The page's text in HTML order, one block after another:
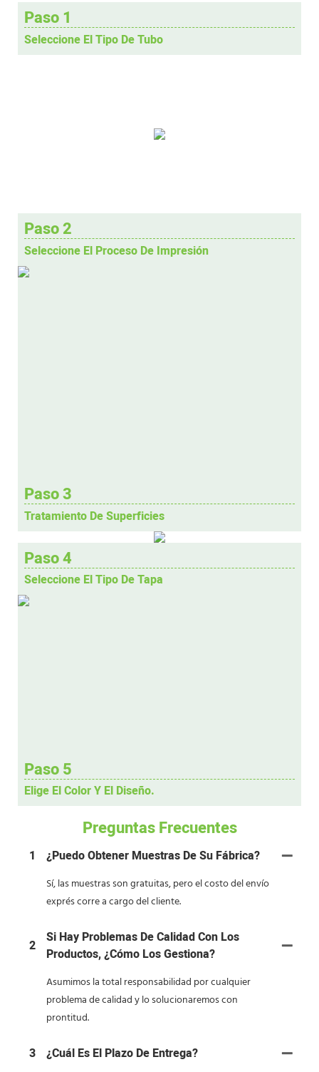
Paso 1
Seleccione El Tipo De Tubo
Paso 2
Seleccione El Proceso De Impresión
Paso 3
Tratamiento De Superficies
Paso 4
Seleccione El Tipo De Tapa
Paso 5
Elige El Color Y El Diseño.
Preguntas Frecuentes
1 ¿Puedo Obtener Muestras De Su Fábrica?
Sí, las muestras son gratuitas, pero el costo del envío
exprés corre a cargo del cliente.
2
Si Hay Problemas De Calidad Con Los
Productos, ¿cómo Los Gestiona?
Asumimos la total responsabilidad por cualquier
problema de calidad y lo solucionaremos con
prontitud.
3 ¿Cuál Es El Plazo De Entrega?